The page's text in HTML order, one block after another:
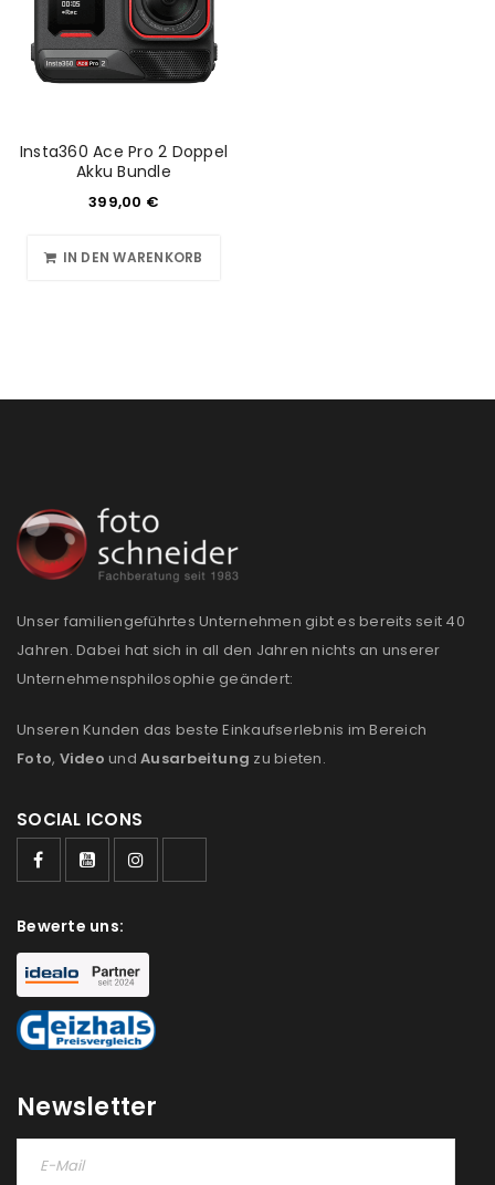
ANMELDEN
Benutzername oder E-Mail-Adresse
Insta360 Ace Pro 2 Doppel
Akku Bundle
399,00 €
IN DEN WARENKORB
Unser familiengeführtes Unternehmen gibt es bereits seit 40
Jahren. Dabei hat sich in all den Jahren nichts an unserer
Unternehmensphilosophie geändert:
Unseren Kunden das beste Einkaufserlebnis im Bereich
Foto, Video und Ausarbeitung zu bieten.
SOCIAL ICONS
Bewerte uns:
Newsletter